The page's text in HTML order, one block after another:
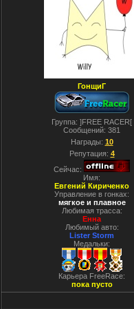
ГонщиГ
Группа: ]FREE RACER[
Сообщений: 381
Награды: 10
Репутация: 4
Сейчас:
Имя:
Евгений Кириченко
Управление в гонках:
мягкое и плавное
Любимая трасса:
Енна
Любимый авто:
Lister Storm
Медальки:
Карьера FreeRace:
пока пусто